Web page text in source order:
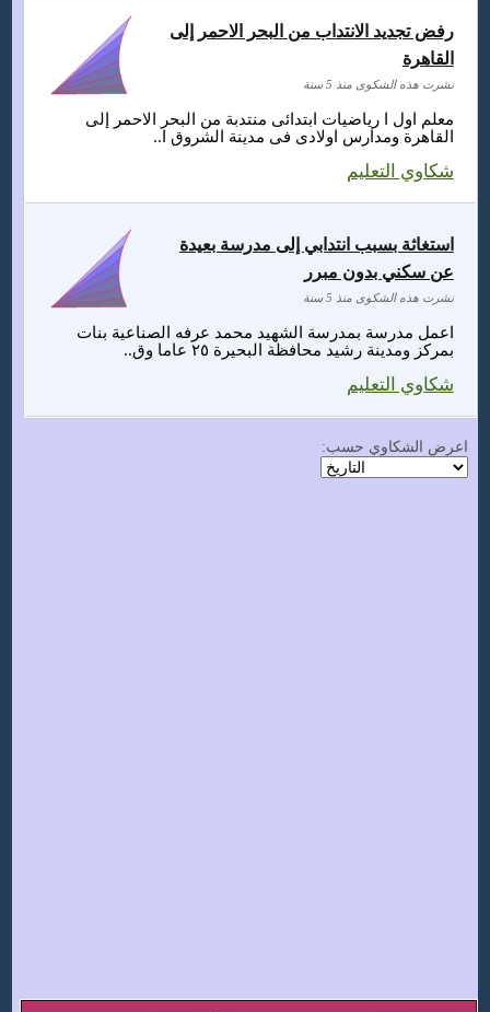
معلم اول ا رياضيات ابتدائى منتدبة من البحر الاحمر إلى
القاهرة ومدارس اولادى فى مدينة الشروق ا..
شكاوي التعليم
رفض تجديد الانتداب من البحر الاحمر إلى
القاهرة
نشرت هذه الشكوى منذ 5 سنة
اعمل مدرسة بمدرسة الشهيد محمد عرفه الصناعية بنات
بمركز ومدينة رشيد محافظة البحيرة ٢٥ عاما وق..
شكاوي التعليم
استغاثة بسبب انتدابي إلى مدرسة بعيدة
عن سكني بدون مبرر
نشرت هذه الشكوى منذ 5 سنة
اعرض الشكاوي حسب: